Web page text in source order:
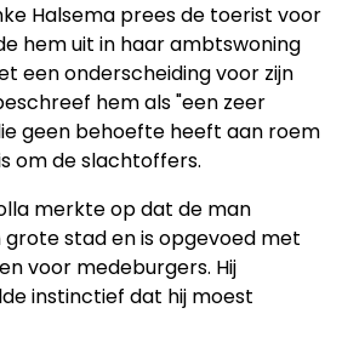
Halsema prees de toerist voor
hem uit in haar ambtswoning
een onderscheiding voor zijn
hem als "een zeer
geen behoefte heeft aan roem
om de slachtoffers.​
merkte op dat de man
stad en is opgevoed met
voor medeburgers. Hij
instinctief dat hij moest